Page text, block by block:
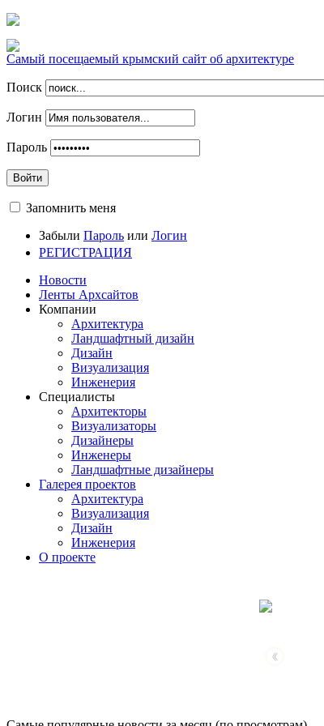
Самый посещаемый крымский сайт об архитектуре
Поиск
Логин
Пароль
Войти
Запомнить меня
Забыли Пароль или Логин
РЕГИСТРАЦИЯ
Новости
Ленты Архсайтов
Компании
Архитектура
Ландшафтный дизайн
Дизайн
Визуализация
Инженерия
Специалисты
Архитекторы
Визуализаторы
Дизайнеры
Инженеры
Ландшафтные дизайнеры
Галерея проектов
Архитектура
Визуализация
Дизайн
Инженерия
О проекте
‹